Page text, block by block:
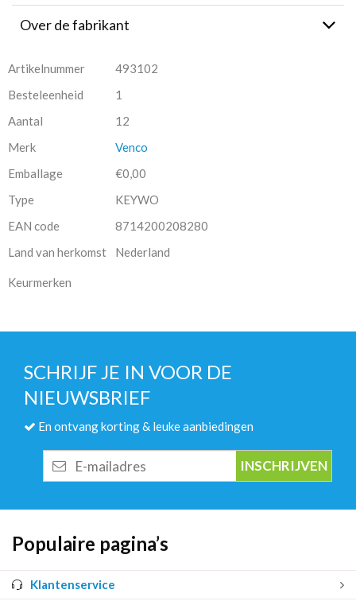
Over de fabrikant
Artikelnummer
493102
Besteleenheid
1
Aantal
12
Merk
Venco
Emballage
€0,00
Type
KEYWO
EAN code
8714200208280
Land van herkomst
Nederland
Keurmerken
SCHRIJF JE IN VOOR DE
NIEUWSBRIEF
En ontvang korting & leuke aanbiedingen
mailadres
Populaire pagina’s
Klantenservice